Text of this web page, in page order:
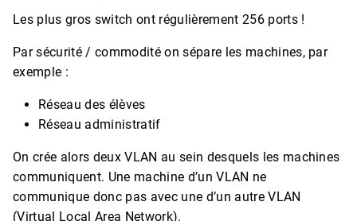
Les plus gros switch ont régulièrement 256 ports !
Par sécurité / commodité on sépare les machines, par
exemple :
Réseau des élèves
Réseau administratif
On crée alors deux VLAN au sein desquels les machines
communiquent. Une machine d’un VLAN ne
communique donc pas avec une d’un autre VLAN
(Virtual Local Area Network).